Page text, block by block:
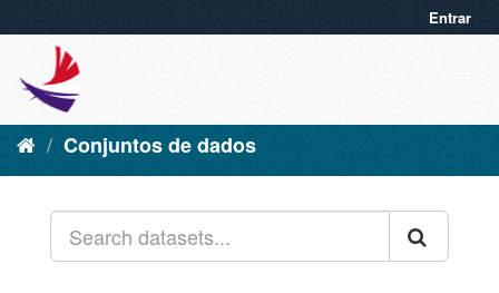
Entrar
Conjuntos de dados